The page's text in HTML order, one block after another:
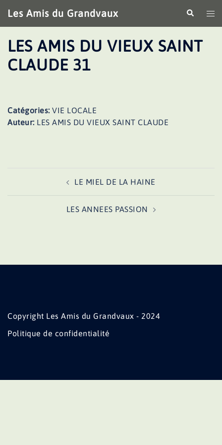
au
contenu
Les Amis du Grandvaux
le
LES AMIS DU VIEUX SAINT
CLAUDE 31
Catégories: VIE LOCALE
Auteur: LES AMIS DU VIEUX SAINT CLAUDE
LE MIEL DE LA HAINE
LES ANNEES PASSION
Copyright Les Amis du Grandvaux - 2024
Politique de confidentialité